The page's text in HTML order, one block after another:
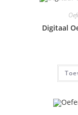
Digitaal